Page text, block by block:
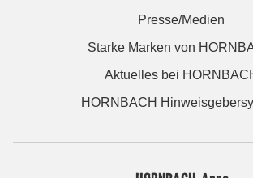
Presse/Medien
Starke Marken von
Aktuelles bei
HORNBACH